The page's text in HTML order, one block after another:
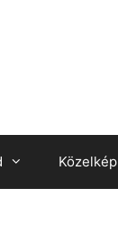
Közelkép